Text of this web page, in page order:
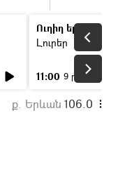
Ուղիղ եթեր
Լուրեր
11:00 9 ր
ք. Երևան 106.0